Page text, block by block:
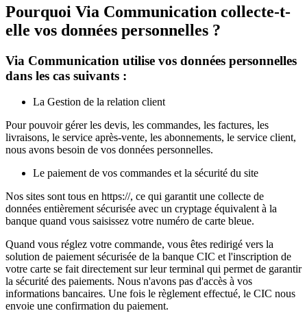
Pourquoi Via Communication collecte-t-
elle vos données personnelles ?
Via Communication utilise vos données personnelles
dans les cas suivants :
La Gestion de la relation client
Pour pouvoir gérer les devis, les commandes, les factures, les
livraisons, le service après-vente, les abonnements, le service client,
nous avons besoin de vos données personnelles.
Le paiement de vos commandes et la sécurité du site
Nos sites sont tous en https://, ce qui garantit une collecte de
données entièrement sécurisée avec un cryptage équivalent à la
banque quand vous saisissez votre numéro de carte bleue.
Quand vous réglez votre commande, vous êtes redirigé vers la
solution de paiement sécurisée de la banque CIC et l'inscription de
votre carte se fait directement sur leur terminal qui permet de garantir
la sécurité des paiements. Nous n'avons pas d'accès à vos
informations bancaires. Une fois le règlement effectué, le CIC nous
envoie une confirmation du paiement.